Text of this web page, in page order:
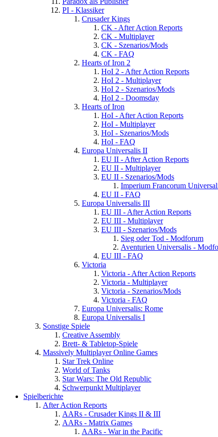
PI - Klassiker
Crusader Kings
CK - After Action Reports
CK - Multiplayer
CK - Szenarios/Mods
CK - FAQ
Hearts of Iron 2
HoI 2 - After Action Reports
HoI 2 - Multiplayer
HoI 2 - Szenarios/Mods
HoI 2 - Doomsday
Hearts of Iron
HoI - After Action Reports
HoI - Multiplayer
HoI - Szenarios/Mods
HoI - FAQ
Europa Universalis II
EU II - After Action Reports
EU II - Multiplayer
EU II - Szenarios/Mods
Imperium Francorum
EU II - FAQ
Europa Universalis III
EU III - After Action Reports
EU III - Multiplayer
EU III - Szenarios/Mods
Sieg oder Tod - Modforum
Aventurien Universalis -
EU III - FAQ
Victoria
Victoria - After Action Reports
Victoria - Multiplayer
Victoria - Szenarios/Mods
Victoria - FAQ
Europa Universalis: Rome
Europa Universalis I
Sonstige Spiele
Creative Assembly
Brett- & Tabletop-Spiele
Massively Multiplayer Online Games
Star Trek Online
World of Tanks
Star Wars: The Old Republic
Schwerpunkt Multiplayer
Spielberichte
After Action Reports
AARs - Crusader Kings II & III
AARs - Matrix Games
AARs - War in the Pacific